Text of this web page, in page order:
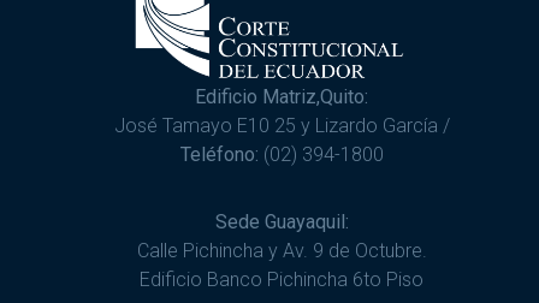
Edificio Matriz,Quito:
José Tamayo E10 25 y Lizardo García /
Teléfono: (02) 394-1800
Sede Guayaquil:
Calle Pichincha y Av. 9 de Octubre.
Edificio Banco Pichincha 6to Piso